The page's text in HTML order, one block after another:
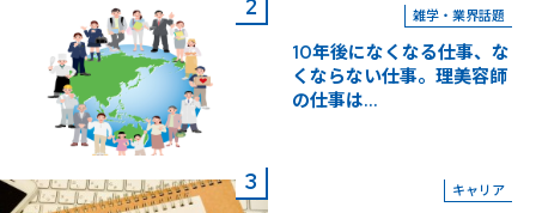
雑学・業界話題
10年後になくなる仕事、な
くならない仕事。理美容師
の仕事は...
キャリア